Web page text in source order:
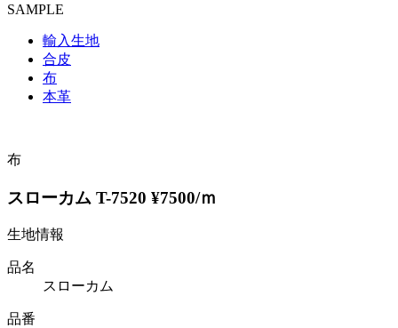
SAMPLE
輸入生地
合皮
布
本革
布
スローカム T-7520 ¥7500/ｍ
生地情報
品名
スローカム
品番